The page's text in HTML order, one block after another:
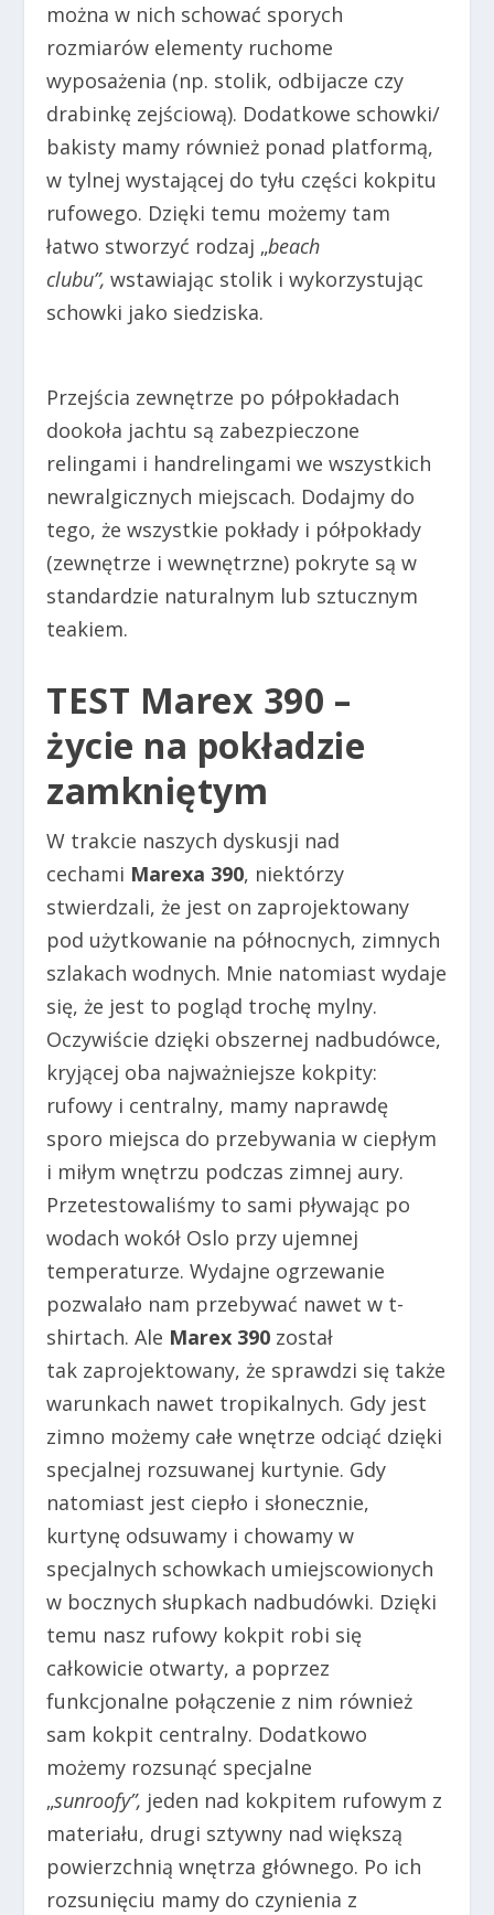
można w nich schować sporych
rozmiarów elementy ruchome
wyposażenia (np. stolik, odbijacze czy
drabinkę zejściową). Dodatkowe schowki/
bakisty mamy również ponad platformą,
w tylnej wystającej do tyłu części kokpitu
rufowego. Dzięki temu możemy tam
łatwo stworzyć rodzaj „beach
clubu”, wstawiając stolik i wykorzystując
schowki jako siedziska.
Przejścia zewnętrze po półpokładach
dookoła jachtu są zabezpieczone
relingami i handrelingami we wszystkich
newralgicznych miejscach. Dodajmy do
tego, że wszystkie pokłady i półpokłady
(zewnętrze i wewnętrzne) pokryte są w
standardzie naturalnym lub sztucznym
teakiem.
TEST Marex 390 –
życie na pokładzie
zamkniętym
W trakcie naszych dyskusji nad
cechami Marexa 390, niektórzy
stwierdzali, że jest on zaprojektowany
pod użytkowanie na północnych, zimnych
szlakach wodnych. Mnie natomiast wydaje
się, że jest to pogląd trochę mylny.
Oczywiście dzięki obszernej nadbudówce,
kryjącej oba najważniejsze kokpity:
rufowy i centralny, mamy naprawdę
sporo miejsca do przebywania w ciepłym
i miłym wnętrzu podczas zimnej aury.
Przetestowaliśmy to sami pływając po
wodach wokół Oslo przy ujemnej
temperaturze. Wydajne ogrzewanie
pozwalało nam przebywać nawet w t-
shirtach. Ale Marex 390 został
tak zaprojektowany, że sprawdzi się także
warunkach nawet tropikalnych. Gdy jest
zimno możemy całe wnętrze odciąć dzięki
specjalnej rozsuwanej kurtynie. Gdy
natomiast jest ciepło i słonecznie,
kurtynę odsuwamy i chowamy w
specjalnych schowkach umiejscowionych
w bocznych słupkach nadbudówki. Dzięki
temu nasz rufowy kokpit robi się
całkowicie otwarty, a poprzez
funkcjonalne połączenie z nim również
sam kokpit centralny. Dodatkowo
możemy rozsunąć specjalne
„sunroofy”, jeden nad kokpitem rufowym z
materiału, drugi sztywny nad większą
powierzchnią wnętrza głównego. Po ich
rozsunięciu mamy do czynienia z